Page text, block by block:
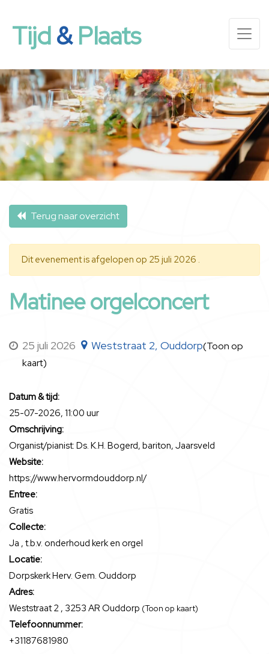
Tijd&Plaats
Terug naar overzicht
Dit evenement is afgelopen op 25 juli 2026 .
Matinee orgelconcert
25 juli 2026 Weststraat 2, Ouddorp(Toon op
kaart)
Datum & tijd:
25-07-2026, 11:00 uur
Omschrijving:
Organist/pianist: Ds. K.H. Bogerd, bariton, Jaarsveld
Website:
https://www.hervormdouddorp.nl/
Entree:
Gratis
Collecte:
Ja , t.b.v. onderhoud kerk en orgel
Locatie:
Dorpskerk Herv. Gem. Ouddorp
Adres:
Weststraat 2 , 3253 AR Ouddorp (Toon op kaart)
Telefoonnummer:
+31187681980